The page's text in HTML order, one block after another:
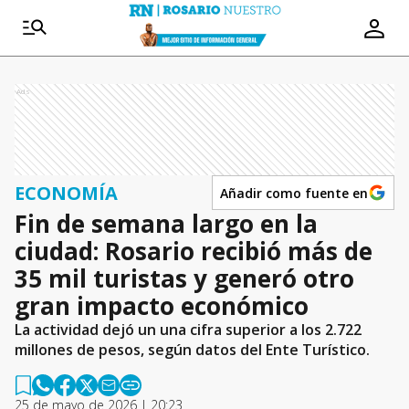
Ads
ECONOMÍA Añadir como fuente en
Fin de semana largo en la
ciudad: Rosario recibió más de
35 mil turistas y generó otro
gran impacto económico
La actividad dejó un una cifra superior a los 2.722
millones de pesos, según datos del Ente Turístico.
25 de mayo de 2026 | 20:23